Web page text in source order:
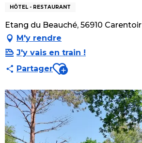
HÔTEL - RESTAURANT
Etang du Beauché, 56910 Carentoir
M'y rendre
J'y vais en train !
PartagerAjouter aux favoris